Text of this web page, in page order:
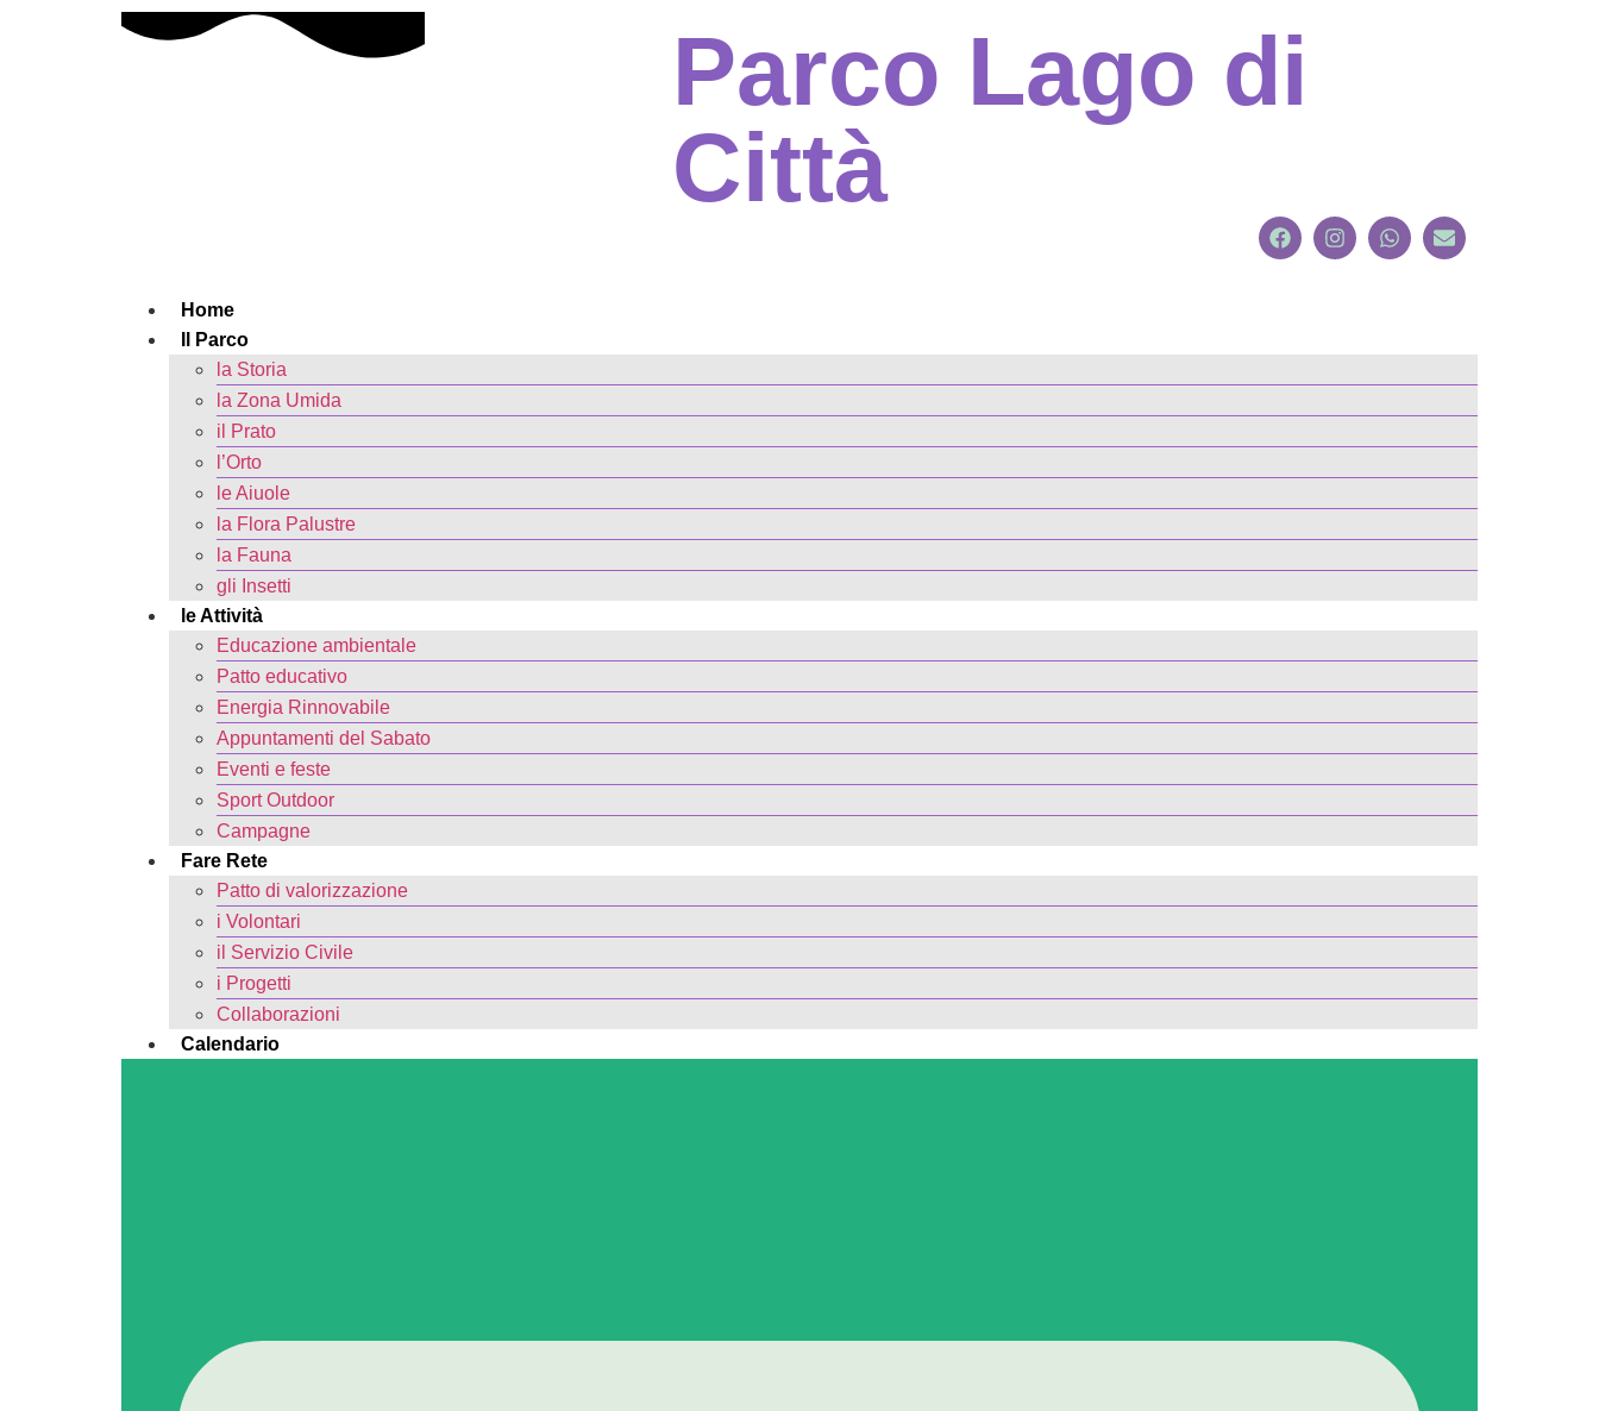
Parco Lago di
Città
Home
Il Parco
la Storia
la Zona Umida
il Prato
l’Orto
le Aiuole
la Flora Palustre
la Fauna
gli Insetti
le Attività
Educazione ambientale
Patto educativo
Energia Rinnovabile
Appuntamenti del Sabato
Eventi e feste
Sport Outdoor
Campagne
Fare Rete
Patto di valorizzazione
i Volontari
il Servizio Civile
i Progetti
Collaborazioni
Calendario